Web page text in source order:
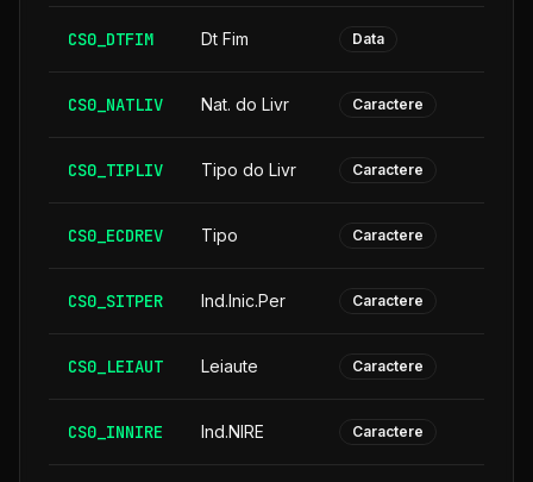
CS0_DTFIM Dt Fim Data
CS0_NATLIV Nat. do Livr Caractere
CS0_TIPLIV Tipo do Livr Caractere
CS0_ECDREV Tipo Caractere
CS0_SITPER Ind.Inic.Per Caractere
CS0_LEIAUT Leiaute Caractere
CS0_INNIRE Ind.NIRE Caractere